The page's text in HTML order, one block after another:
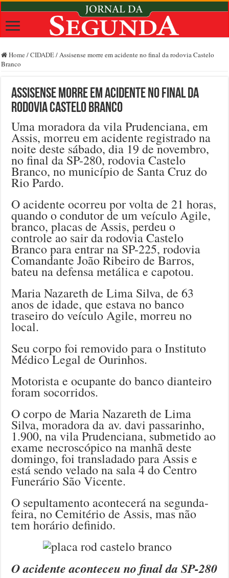
Home /CIDADE/Assisense morre em acidente no final da rodovia Castelo
Branco
Assisense morre em acidente no final da
rodovia Castelo Branco
Uma moradora da vila Prudenciana, em
Assis, morreu em acidente registrado na
noite deste sábado, dia 19 de novembro,
no final da SP-280, rodovia Castelo
Branco, no município de Santa Cruz do
Rio Pardo.
O acidente ocorreu por volta de 21 horas,
quando o condutor de um veículo Agile,
branco, placas de Assis, perdeu o
controle ao sair da rodovia Castelo
Branco para entrar na SP-225, rodovia
Comandante João Ribeiro de Barros,
bateu na defensa metálica e capotou.
Maria Nazareth de Lima Silva, de 63
anos de idade, que estava no banco
traseiro do veículo Agile, morreu no
local.
Seu corpo foi removido para o Instituto
Médico Legal de Ourinhos.
Motorista e ocupante do banco dianteiro
foram socorridos.
O corpo de Maria Nazareth de Lima
Silva, moradora da av. davi passarinho,
1.900, na vila Prudenciana, submetido ao
exame necroscópico na manhã deste
domingo, foi transladado para Assis e
está sendo velado na sala 4 do Centro
Funerário São Vicente.
O sepultamento acontecerá na segunda-
feira, no Cemitério de Assis, mas não
tem horário definido.
O acidente aconteceu no final da SP-280